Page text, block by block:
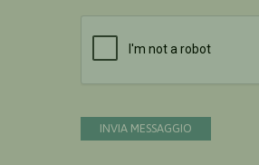
INVIA MESSAGGIO